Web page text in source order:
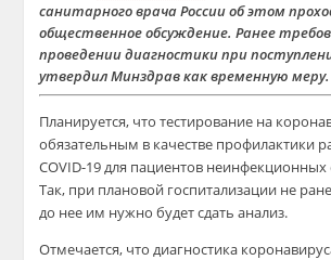
санитарного врача России об этом
общественное обсуждение. Ранее
проведении диагностики при
утвердил Минздрав как временную меру.
Планируется, что тестирование на
обязательным в качестве профилактики
COVID-19 для пациентов неинфекционных
Так, при плановой госпитализации не
до нее им нужно будет сдать анализ.
Отмечается, что диагностика